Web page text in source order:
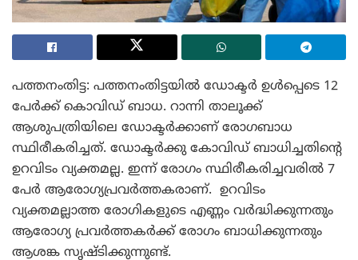
പത്തനംതിട്ട: പത്തനംതിട്ടയിൽ ഡോക്ടർ ഉൾപ്പെടെ 12
പേർക്ക് കൊവിഡ് ബാധ. റാന്നി താലൂക്ക്
ആശുപത്രിയിലെ ഡോക്ടർക്കാണ് രോഗബാധ
സ്ഥിരീകരിച്ചത്. ഡോക്ടർക്കു കോവിഡ് ബാധിച്ചതിന്റെ
ഉറവിടം വ്യക്തമല്ല. ഇന്ന് രോഗം സ്ഥിരീകരിച്ചവരില്‍ 7
പേര്‍ ആരോഗ്യപ്രവര്‍ത്തകരാണ്. ഉറവിടം
വ്യക്തമല്ലാത്ത രോഗികളുടെ എണ്ണം വർദ്ധിക്കുന്നതും
ആരോഗ്യ പ്രവർത്തകർക്ക് രോഗം ബാധിക്കുന്നതും
ആശങ്ക സൃഷ്ടിക്കുന്നുണ്ട്.